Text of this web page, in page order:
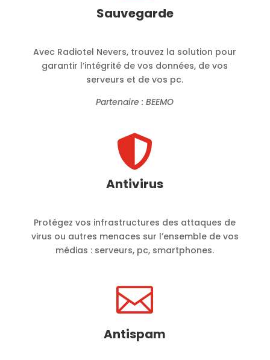
Sauvegarde
Avec Radiotel Nevers, trouvez la solution pour
garantir l’intégrité de vos données, de vos
serveurs et de vos pc.
Partenaire : BEEMO

Antivirus
Protégez vos infrastructures des attaques de
virus ou autres menaces sur l’ensemble de vos
médias : serveurs, pc, smartphones.

Antispam